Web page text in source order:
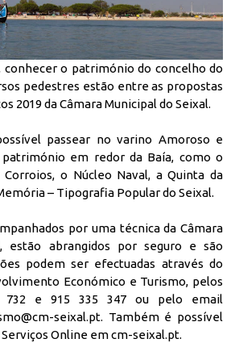
conhecer o património do concelho do
pedestres estão entre as propostas
2019 da Câmara Municipal do Seixal.
passear no varino Amoroso e
em redor da Baía, como o
o Núcleo Naval, a Quinta da
– Tipografia Popular do Seixal.
por uma técnica da Câmara
estão abrangidos por seguro e são
podem ser efectuadas através do
Económico e Turismo, pelos
732 e 915 335 347 ou pelo email
seixal.pt. Também é possível
Online em cm-seixal.pt.